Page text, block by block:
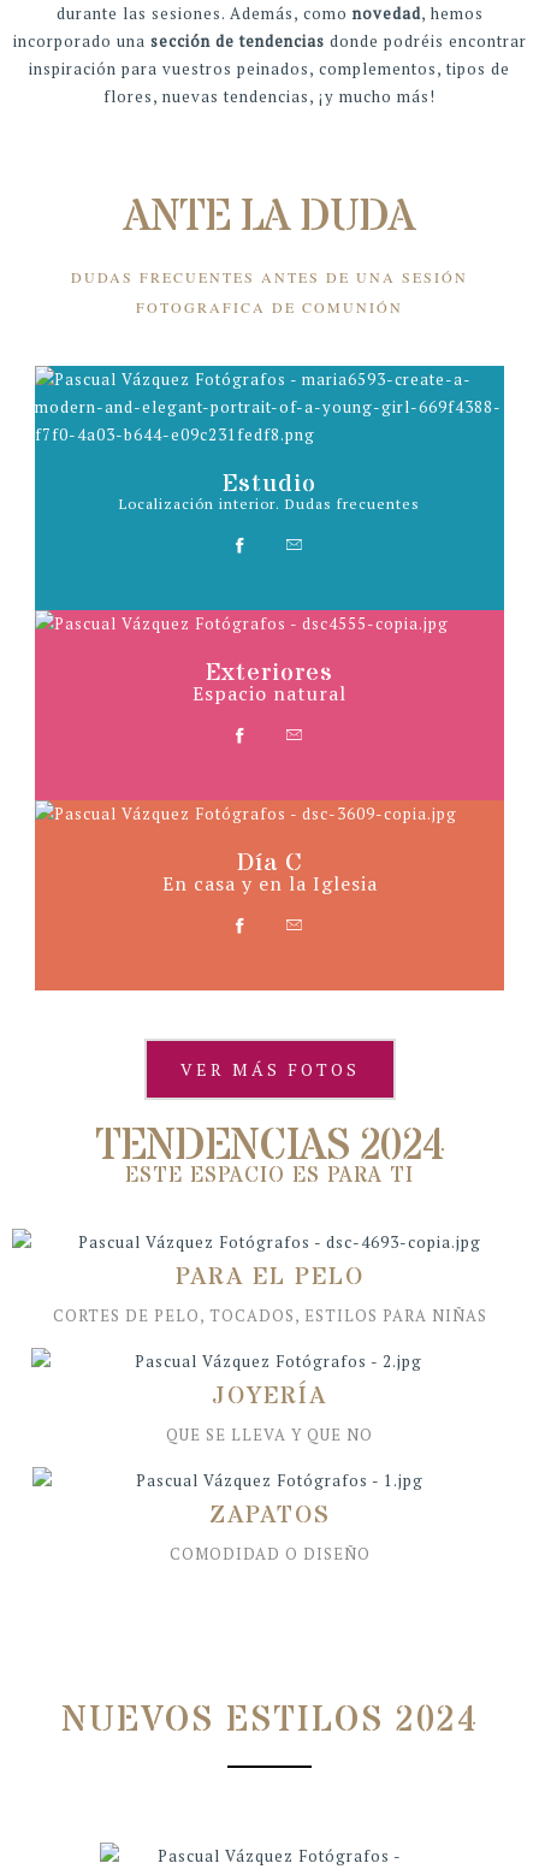
durante las sesiones. Además, como novedad, hemos
incorporado una sección de tendencias donde podréis encontrar
inspiración para vuestros peinados, complementos, tipos de
flores, nuevas tendencias, ¡y mucho más!
ANTE LA DUDA
DUDAS FRECUENTES ANTES DE UNA SESIÓN
FOTOGRAFICA DE COMUNIÓN
Estudio
Localización interior. Dudas frecuentes
Exteriores
Espacio natural
Día C
En casa y en la Iglesia
VER MÁS FOTOS
TENDENCIAS 2024
ESTE ESPACIO ES PARA TI
PARA EL PELO
CORTES DE PELO, TOCADOS, ESTILOS PARA NIÑAS
JOYERÍA
QUE SE LLEVA Y QUE NO
ZAPATOS
COMODIDAD O DISEÑO
NUEVOS ESTILOS 2024